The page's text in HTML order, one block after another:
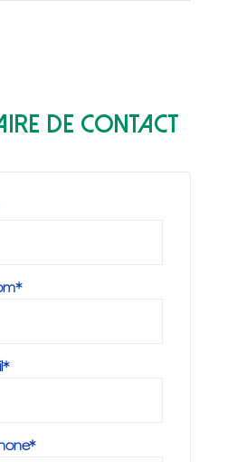
de contact